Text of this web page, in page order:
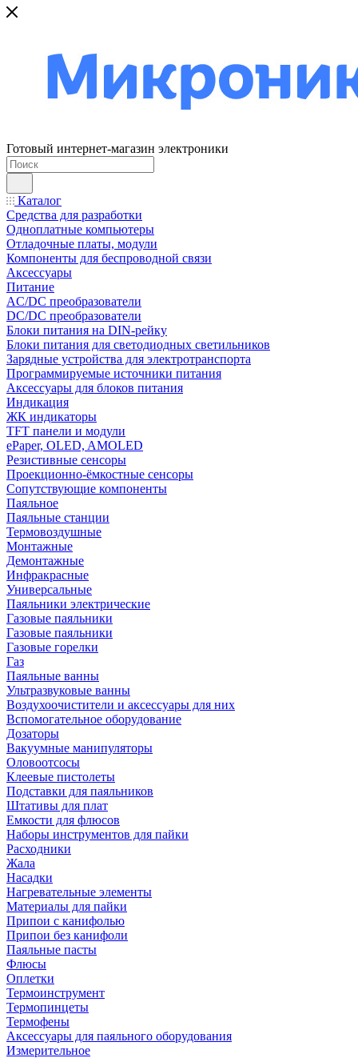
Готовый интернет-магазин электроники
Каталог
Средства для разработки
Одноплатные компьютеры
Отладочные платы, модули
Компоненты для беспроводной связи
Аксессуары
Питание
AC/DC преобразователи
DC/DC преобразователи
Блоки питания на DIN-рейку
Блоки питания для светодиодных светильников
Зарядные устройства для электротранспорта
Программируемые источники питания
Аксессуары для блоков питания
Индикация
ЖК индикаторы
TFT панели и модули
ePaper, OLED, AMOLED
Резистивные сенсоры
Проекционно-ёмкостные сенсоры
Сопутствующие компоненты
Паяльное
Паяльные станции
Термовоздушные
Монтажные
Демонтажные
Инфракрасные
Универсальные
Паяльники электрические
Газовые паяльники
Газовые паяльники
Газовые горелки
Газ
Паяльные ванны
Ультразвуковые ванны
Воздухоочистители и аксессуары для них
Вспомогательное оборудование
Дозаторы
Вакуумные манипуляторы
Оловоотсосы
Клеевые пистолеты
Подставки для паяльников
Штативы для плат
Емкости для флюсов
Наборы инструментов для пайки
Расходники
Жала
Насадки
Нагревательные элементы
Материалы для пайки
Припои с канифолью
Припои без канифоли
Паяльные пасты
Флюсы
Оплетки
Термоинструмент
Термопинцеты
Термофены
Аксессуары для паяльного оборудования
Измерительное